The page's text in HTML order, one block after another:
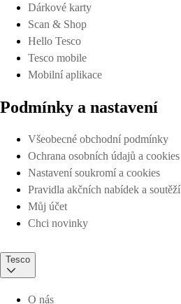
Dárkové karty
Scan & Shop
Hello Tesco
Tesco mobile
Mobilní aplikace
Podmínky a nastavení
Všeobecné obchodní podmínky
Ochrana osobních údajů a cookies
Nastavení soukromí a cookies
Pravidla akčních nabídek a soutěží
Můj účet
Chci novinky
Tesco
O nás